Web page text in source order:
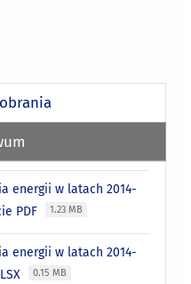
energii w latach 2014-
PDF
1.23 MB
energii w latach 2014-
0.15 MB